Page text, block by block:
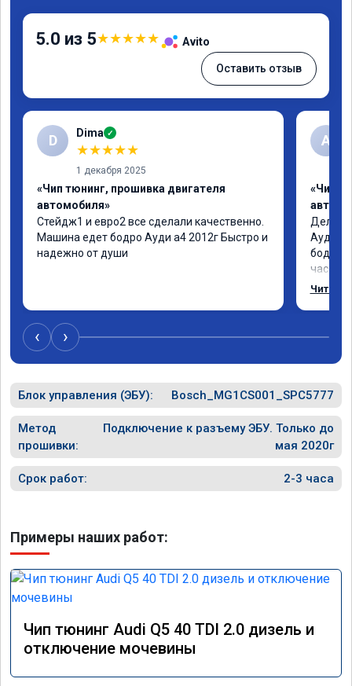
5.0 из 5★★★★★ Avito
Оставить отзыв
D Dima ✓
★★★★★
1 декабря 2025
«Чип тюнинг, прошивка двигателя
автомобиля»
Стейдж1 и евро2 все сделали качественно.
Машина едет бодро Ауди а4 2012г Быстро и
надежно от души
А
«Чип
Делал
как
Читать
‹ ›
Блок управления (ЭБУ): Bosch_MG1CS001_SPC5777
Метод
прошивки:
Подключение к разъему ЭБУ. Только до
мая 2020г
Срок работ: 2-3 часа
Примеры наших работ:
Чип тюнинг Audi Q5 40 TDI 2.0 дизель и
отключение мочевины